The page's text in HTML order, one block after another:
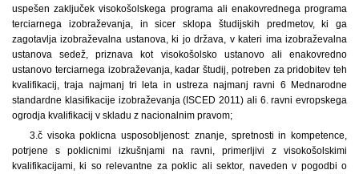
uspešen zaključek visokošolskega programa ali enakovrednega programa
terciarnega izobraževanja, in sicer sklopa študijskih predmetov, ki ga
zagotavlja izobraževalna ustanova, ki jo država, v kateri ima izobraževalna
ustanova sedež, priznava kot visokošolsko ustanovo ali enakovredno
ustanovo terciarnega izobraževanja, kadar študij, potreben za pridobitev teh
kvalifikacij, traja najmanj tri leta in ustreza najmanj ravni 6 Mednarodne
standardne klasifikacije izobraževanja (ISCED 2011) ali 6. ravni evropskega
ogrodja kvalifikacij v skladu z nacionalnim pravom;
3.č visoka poklicna usposobljenost: znanje, spretnosti in kompetence,
potrjene s poklicnimi izkušnjami na ravni, primerljivi z visokošolskimi
kvalifikacijami, ki so relevantne za poklic ali sektor, naveden v pogodbi o